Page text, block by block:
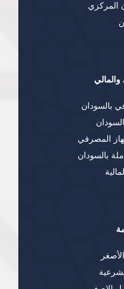
المركزي
بالسودان
المصرفي
بالسودان